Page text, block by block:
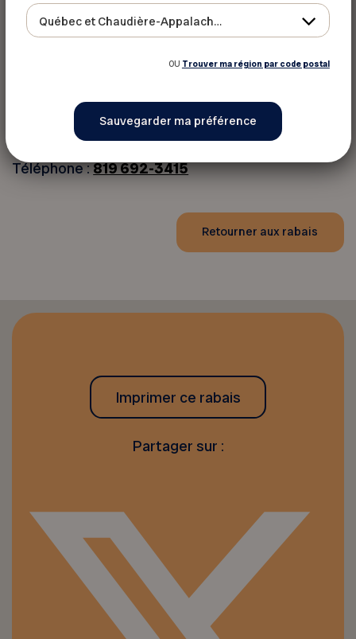
Quad Royal
514 218-7638
Téléphone :
418 446-9311
Téléphone :819 692-3415
Retourner aux rabais
Imprimer ce rabais
Partager sur :
Québec et Chaudière-Appalaches
OU Trouver ma région par code postal